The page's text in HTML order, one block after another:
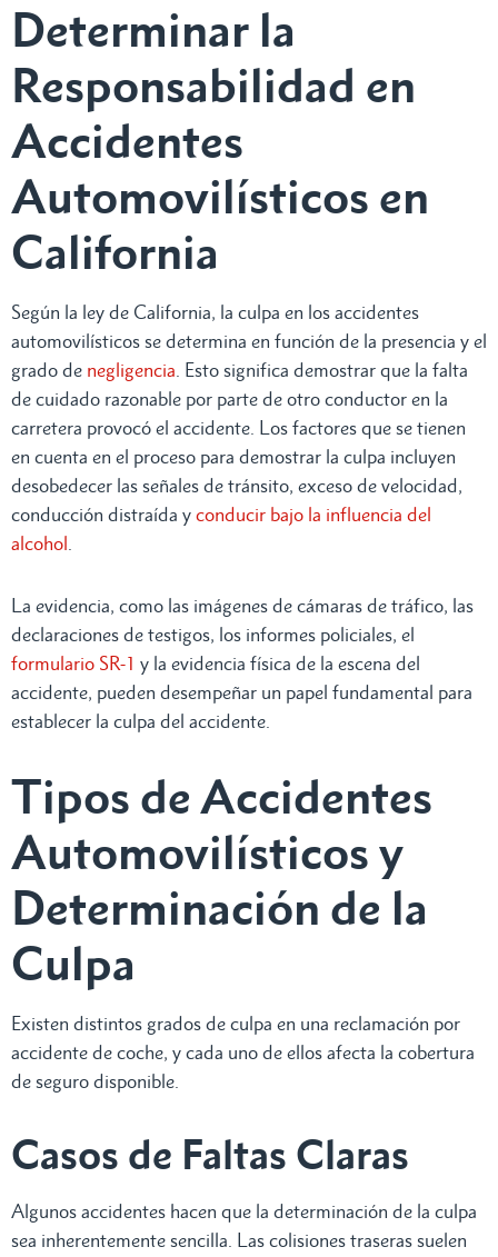
Determinar la
Responsabilidad en
Accidentes
Automovilísticos en
California
Según la ley de California, la culpa en los accidentes
automovilísticos se determina en función de la presencia y el
grado de negligencia. Esto significa demostrar que la falta
de cuidado razonable por parte de otro conductor en la
carretera provocó el accidente. Los factores que se tienen
en cuenta en el proceso para demostrar la culpa incluyen
desobedecer las señales de tránsito, exceso de velocidad,
conducción distraída y conducir bajo la influencia del
alcohol.
La evidencia, como las imágenes de cámaras de tráfico, las
declaraciones de testigos, los informes policiales, el
formulario SR-1 y la evidencia física de la escena del
accidente, pueden desempeñar un papel fundamental para
establecer la culpa del accidente.
Tipos de Accidentes
Automovilísticos y
Determinación de la
Culpa
Existen distintos grados de culpa en una reclamación por
accidente de coche, y cada uno de ellos afecta la cobertura
de seguro disponible.
Casos de Faltas Claras
Algunos accidentes hacen que la determinación de la culpa
sea inherentemente sencilla. Las colisiones traseras suelen